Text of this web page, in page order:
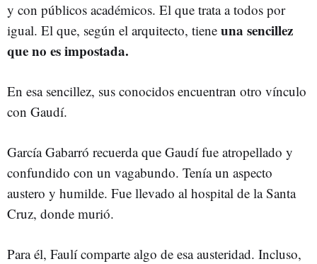
y con públicos académicos. El que trata a todos por
igual. El que, según el arquitecto, tiene una sencillez
que no es impostada.
En esa sencillez, sus conocidos encuentran otro vínculo
con Gaudí.
García Gabarró recuerda que Gaudí fue atropellado y
confundido con un vagabundo. Tenía un aspecto
austero y humilde. Fue llevado al hospital de la Santa
Cruz, donde murió.
Para él, Faulí comparte algo de esa austeridad. Incluso,